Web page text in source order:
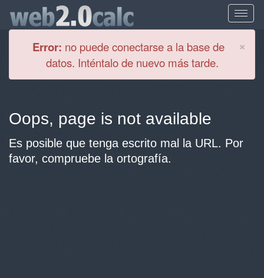
×
Error: no puede conectarse a la base de
datos. Inténtalo de nuevo más tarde.
Oops, page is not available
Es posible que tenga escrito mal la URL. Por
favor, compruebe la ortografía.